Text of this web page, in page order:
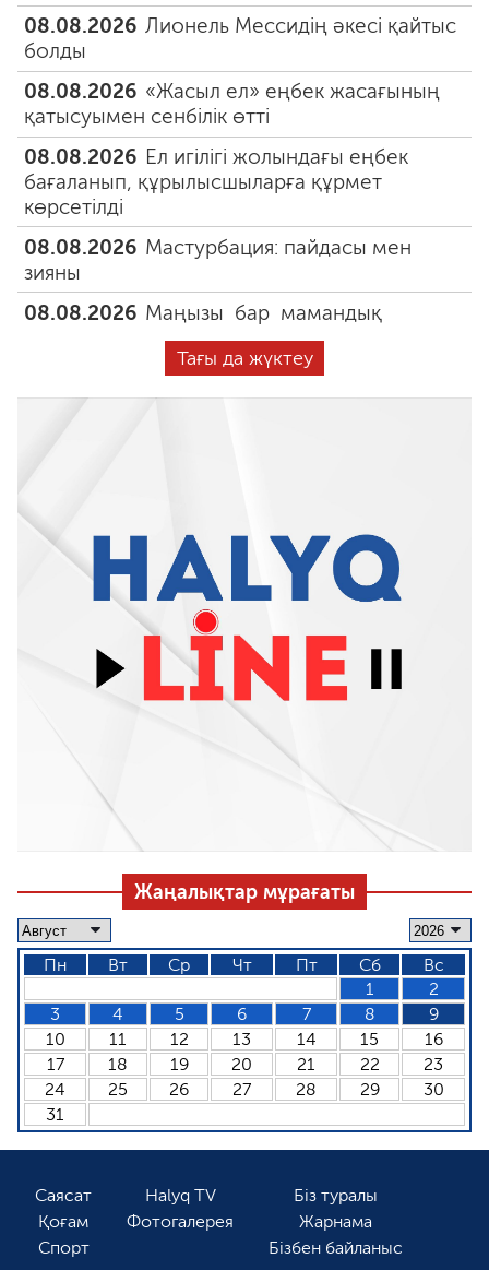
08.08.2026 Лионель Мессидің әкесі қайтыс
болды
08.08.2026 «Жасыл ел» еңбек жасағының
қатысуымен сенбілік өтті
08.08.2026 Ел игілігі жолындағы еңбек
бағаланып, құрылысшыларға құрмет
көрсетілді
08.08.2026 Мастурбация: пайдасы мен
зияны
08.08.2026 Маңызы бар мамандық
Тағы да жүктеу
Жаңалықтар мұрағаты
Пн Вт Ср Чт Пт Сб
Вс
1
2
3
4 5 6 7 8
9
10
11 12 13 14 15
16
17
18 19 20 21 22
23
24
25 26 27 28 29
30
31
Саясат
Қоғам
Спорт
Halyq TV
Фотогалерея
Біз туралы
Жарнама
Бізбен байланыс